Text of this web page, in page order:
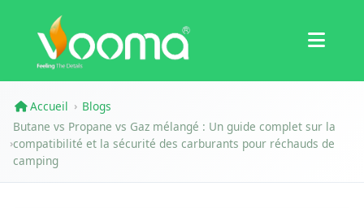
Certifications
Étude de cas
Accueil › Blogs
›
Butane vs Propane vs Gaz mélangé : Un guide complet sur la
compatibilité et la sécurité des carburants pour réchauds de
camping